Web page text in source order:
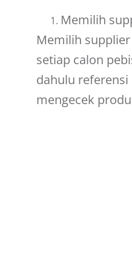
Memilih
Memilih
setiap calon
dahulu
mengecek